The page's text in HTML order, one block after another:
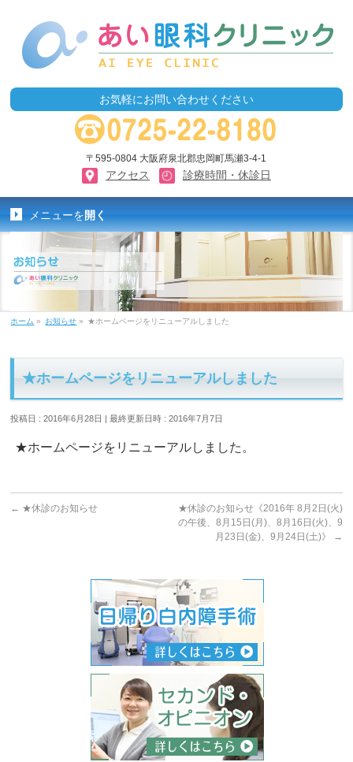
お気軽にお問い合わせください
〒595-0804 大阪府泉北郡忠岡町馬瀬3-4-1
アクセス 診療時間・休診日
メニューを開く
ホーム » お知らせ » ★ホームページをリニューアルしました
★ホームページをリニューアルしました
投稿日 : 2016年6月28日 最終更新日時 : 2016年7月7日
★ホームページをリニューアルしました。
← ★休診のお知らせ
★休診のお知らせ《2016年 8月2日(火)
の午後、8月15日(月)、8月16日(火)、9
月23日(金)、9月24日(土)》
→